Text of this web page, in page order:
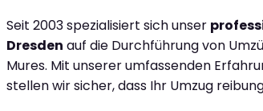
Seit 2003 spezialisiert sich unser
Dresden auf die Durchführung von
Mures. Mit unserer umfassenden
stellen wir sicher, dass Ihr Umzug